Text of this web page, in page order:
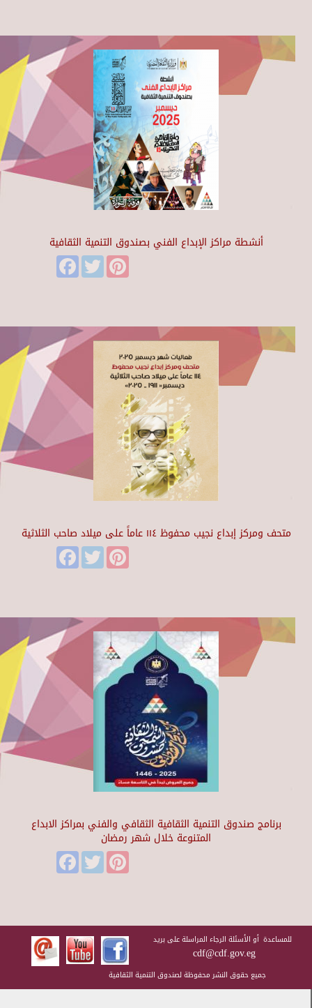
أنشطة مراكز الإبداع الفني بصندوق التنمية الثقافية
FacebookTwitter
متحف ومركز إبداع نجيب محفوظ ١١٤ عاماً على ميلاد صاحب الثلاثية
FacebookTwitter
برنامج صندوق التنمية الثقافية الثقافي والفني بمراكز الابداع
المتنوعة خلال شهر رمضان
FacebookTwitter
للمساعدة أو الأسئلة الرجاء المراسلة على بريد
cdf@cdf.gov.eg
جميع حقوق النشر محفوظة لصندوق التنمية الثقافية